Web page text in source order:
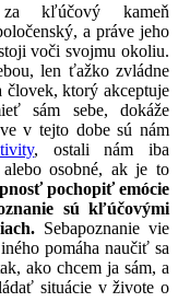
za kľúčový kameň
a práve jeho
voči svojmu okoliu.
len ťažko zvládne
ktorý akceptuje
sám sebe, dokáže
v tejto dobe sú nám
, ostali nám iba
osobné, ak je to
pochopiť emócie
sú kľúčovými
Sebapoznanie vie
pomáha naučiť sa
ako chcem ja sám, a
situácie v živote o